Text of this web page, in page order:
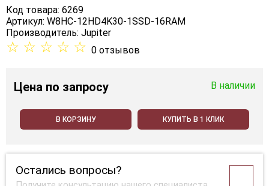
Код товара: 6269
Артикул: W8HC-12HD4K30-1SSD-16RAM
Производитель: Jupiter
☆ ☆ ☆ ☆ ☆ 0 отзывов
Цена по запросу В наличии
В КОРЗИНУ КУПИТЬ В 1 КЛИК
Остались вопросы?